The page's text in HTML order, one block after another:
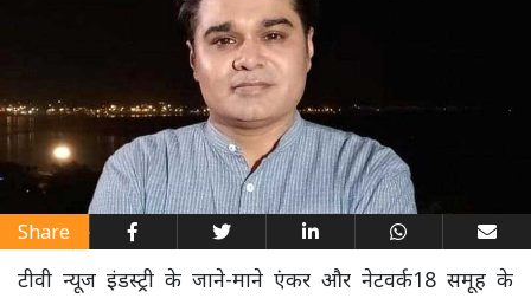
Share
टीवी न्यूज इंडस्ट्री के जाने-माने एंकर और नेटवर्क18 समूह के